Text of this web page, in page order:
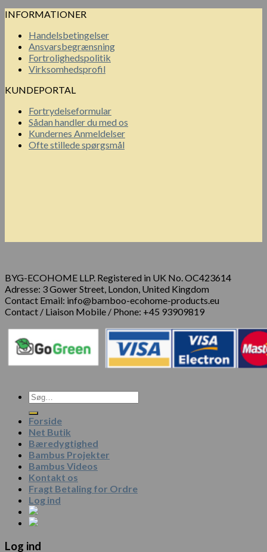
INFORMATIONER
Handelsbetingelser
Ansvarsbegrænsning
Fortrolighedspolitik
Virksomhedsprofil
KUNDEPORTAL
Fortrydelseformular
Sådan handler du med os
Kundernes Anmeldelser
Ofte stillede spørgsmål
BYG-ECOHOME LLP. Registered in UK No. OC423614
Adresse: 3 Gower Street, London, United Kingdom
Contact Email: info@bamboo-ecohome-products.eu
Contact / Liaison Mobile / Phone: +45 93909819
Forside
Net Butik
Bæredygtighed
Bambus Projekter
Bambus Videos
Kontakt os
Fragt Betaling for Ordre
Log ind
Log ind